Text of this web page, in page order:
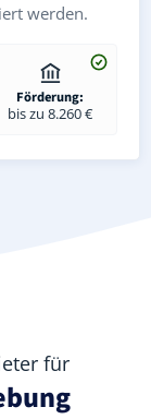
werden.
Förderung:
bis zu 8.260 €
für